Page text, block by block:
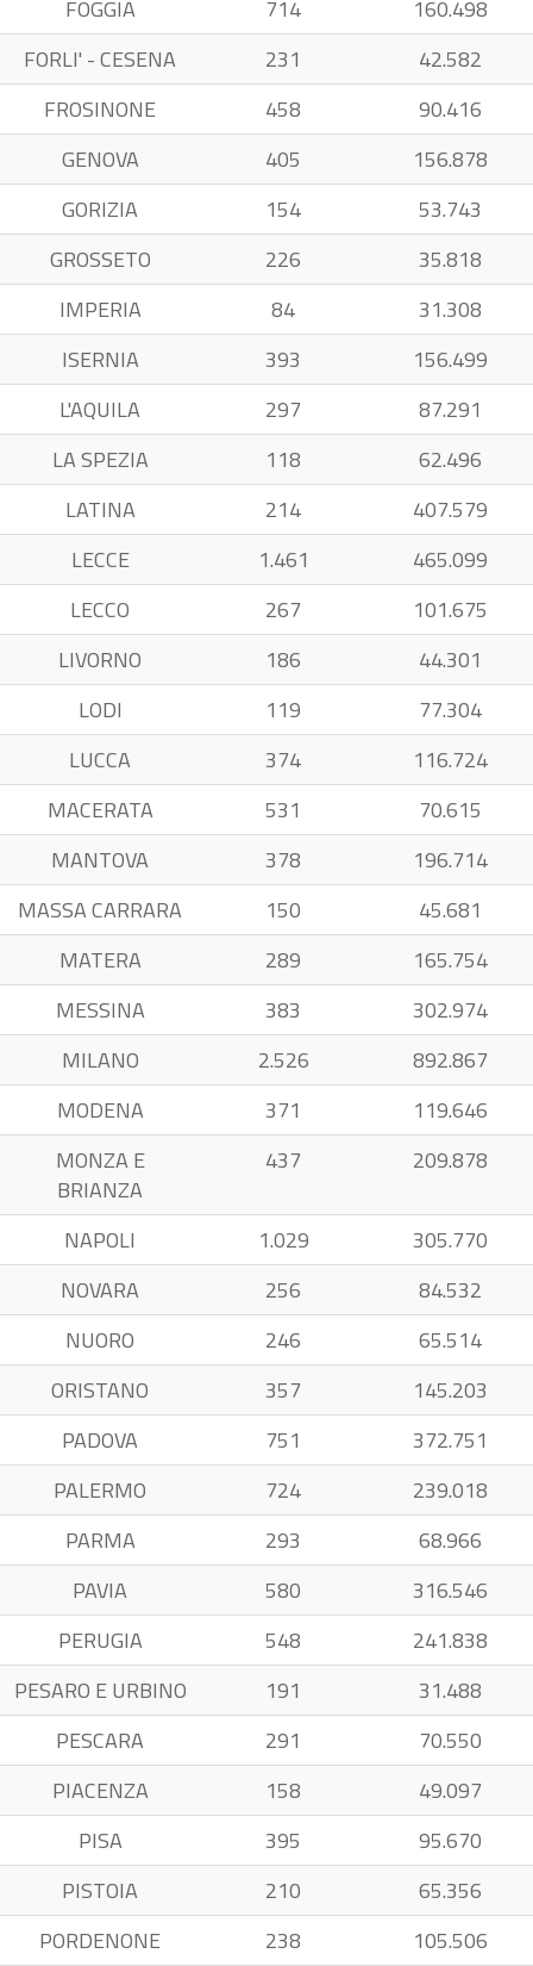
FOGGIA 714
160.498
FORLI' - CESENA
231
42.582
FROSINONE
458
90.416
GENOVA
405
156.878
GORIZIA
154
53.743
GROSSETO
226
35.818
IMPERIA
84
31.308
ISERNIA
393
156.499
L'AQUILA
297
87.291
LA SPEZIA
118
62.496
LATINA
214
407.579
LECCE
1.461
465.099
LECCO
267
101.675
LIVORNO
186
44.301
LODI
119
77.304
LUCCA
374
116.724
MACERATA
531
70.615
MANTOVA
378
196.714
MASSA CARRARA
150
45.681
MATERA
289
165.754
MESSINA
383
302.974
MILANO
2.526
892.867
MODENA
371
119.646
MONZA E
BRIANZA
437 209.878
NAPOLI 1.029
305.770
NOVARA
256
84.532
NUORO
246
65.514
ORISTANO
357
145.203
PADOVA
751
372.751
PALERMO
724
239.018
PARMA
293
68.966
PAVIA
580
316.546
PERUGIA
548
241.838
PESARO E URBINO
191
31.488
PESCARA
291
70.550
PIACENZA
158
49.097
PISA
395
95.670
PISTOIA
210
65.356
PORDENONE
238
105.506